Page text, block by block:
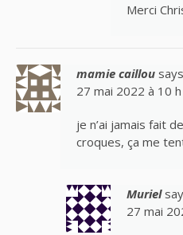
Merci
mamie caillou
27 mai 2022 à 10
je n’ai jamais fait
croques, ça me
Muriel
27 mai